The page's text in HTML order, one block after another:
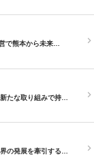
で熊本から未来…
たな取り組みで持…
の発展を牽引する…